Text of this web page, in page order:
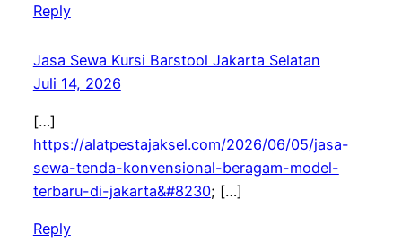
Reply
Jasa Sewa Kursi Barstool Jakarta Selatan
Juli 14, 2026
[…]
https://alatpestajaksel.com/2026/06/05/jasa-
sewa-tenda-konvensional-beragam-model-
terbaru-di-jakarta&#8230; […]
Reply